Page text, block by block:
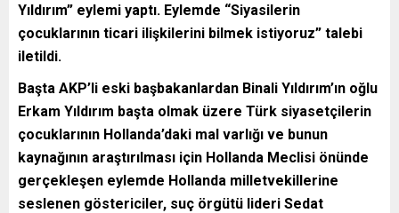
Yıldırım” eylemi yaptı. Eylemde “Siyasilerin
çocuklarının ticari ilişkilerini bilmek istiyoruz” talebi
iletildi.
Başta AKP’li eski başbakanlardan Binali Yıldırım’ın oğlu
Erkam Yıldırım başta olmak üzere Türk siyasetçilerin
çocuklarının Hollanda’daki mal varlığı ve bunun
kaynağının araştırılması için Hollanda Meclisi önünde
gerçekleşen eylemde Hollanda milletvekillerine
seslenen göstericiler, suç örgütü lideri Sedat